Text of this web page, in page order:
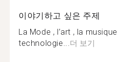
이야기하고 싶은 주제
La Mode , l’art , la
technologie...더 보기